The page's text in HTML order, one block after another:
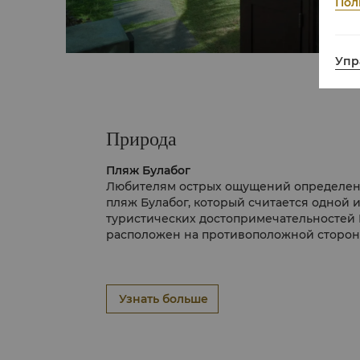
Природа
Пляж Булабог
Любителям острых ощущений
пляж Булабог, который считается одной
туристических
расположен на противоположной
впечатлений, особенно в первые месяцы
ветра просто идеальна для этих видов
Ферма бабочек
Узнать больше